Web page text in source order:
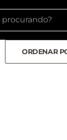
ORDENAR